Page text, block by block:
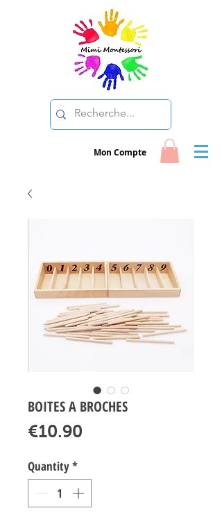
Mon Compte
BOITES A BROCHES
€10.90
Quantity*